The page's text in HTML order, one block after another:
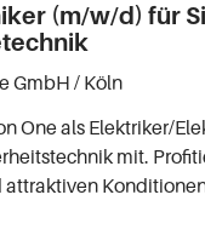
(m/w/d) für
GmbH / Köln
One als Elektriker/
mit.